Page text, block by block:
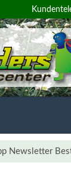
Newsletter